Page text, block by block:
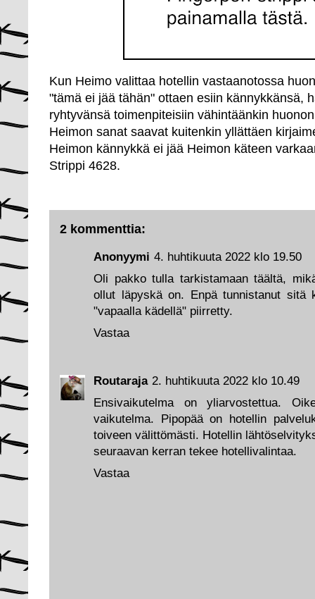
Kun Heimo valittaa hotellin vastaanotossa
"tämä ei jää tähän" ottaen esiin kännykkänsä,
ryhtyvänsä toimenpiteisiin vähintäänkin
Heimon sanat saavat kuitenkin yllättäen
Heimon kännykkä ei jää Heimon käteen
Strippi 4628.
2 kommenttia:
Routaraja 2. huhtikuuta 2022 klo 10.49
Ensivaikutelma on yliarvostettua.
vaikutelma. Pipopää on hotellin
toiveen välittömästi. Hotellin
seuraavan kerran tekee hotellivalintaa.
Vastaa
Anonyymi 4. huhtikuuta 2022 klo 19.50
Oli pakko tulla tarkistamaan täältä,
ollut läpyskä on. Enpä tunnistanut sitä
"vapaalla kädellä" piirretty.
Vastaa